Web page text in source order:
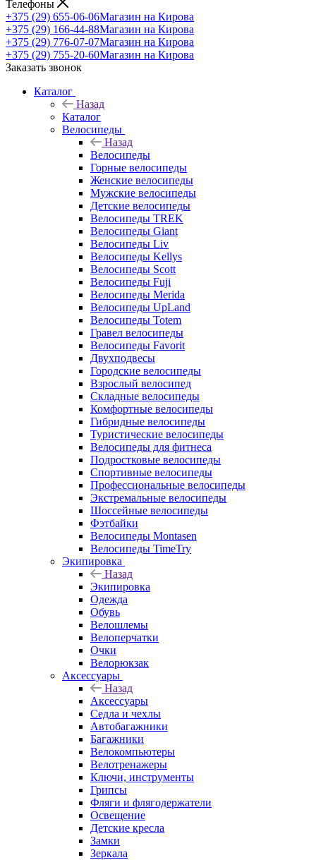
Телефоны
+375 (29) 655-06-06Магазин на Кирова
+375 (29) 166-44-88Магазин на Кирова
+375 (29) 776-07-07Магазин на Кирова
+375 (29) 755-20-60Магазин на Кирова
Заказать звонок
Каталог
Назад
Каталог
Велосипеды
Назад
Велосипеды
Горные велосипеды
Женские велосипеды
Мужские велосипеды
Детские велосипеды
Велосипеды TREK
Велосипеды Giant
Велосипеды Liv
Велосипеды Kellys
Велосипеды Scott
Велосипеды Fuji
Велосипеды Merida
Велосипеды UpLand
Велосипеды Totem
Гравел велосипеды
Велосипеды Favorit
Двухподвесы
Городские велосипеды
Взрослый велосипед
Складные велосипеды
Комфортные велосипеды
Гибридные велосипеды
Туристические велосипеды
Велосипеды для фитнеса
Подростковые велосипеды
Спортивные велосипеды
Профессиональные велосипеды
Экстремальные велосипеды
Шоссейные велосипеды
Фэтбайки
Велосипеды Montasen
Велосипеды TimeTry
Экипировка
Назад
Экипировка
Одежда
Обувь
Велошлемы
Велоперчатки
Очки
Велорюкзак
Аксессуары
Назад
Аксессуары
Седла и чехлы
Автобагажники
Багажники
Велокомпьютеры
Велотренажеры
Ключи, инструменты
Грипсы
Фляги и флягодержатели
Освещение
Детские кресла
Замки
Зеркала